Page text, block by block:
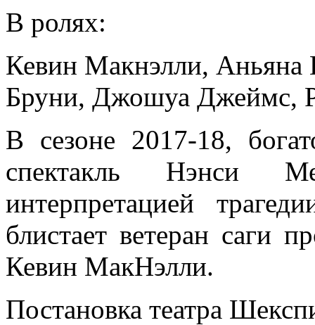
В ролях:
Кевин Макнэлли, Аньяна
Бруни, Джошуа Джеймс,
В сезоне 2017-18,
спектакль Нэнси
интерпретацией
блистает ветеран саги
Кевин МакНэлли.
Постановка театра